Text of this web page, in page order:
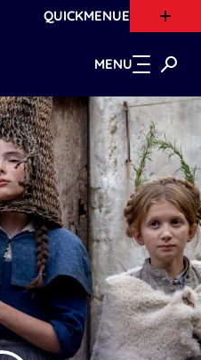
QUICKMENUE
MENU